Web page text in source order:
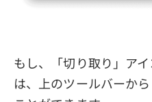
もし、「切り取り」ア
は、上のツールバーか